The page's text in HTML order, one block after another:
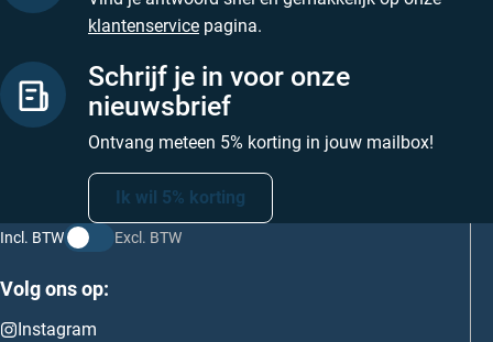
klantenservice pagina.
Schrijf je in voor onze
nieuwsbrief
Ontvang meteen 5% korting in jouw mailbox!
Ik wil 5% korting
Incl. BTW Excl. BTW
Volg ons op:
Instagram